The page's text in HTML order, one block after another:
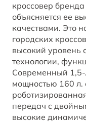
BESTUNE В
BESTUNE в
кроссовер
объясняется ее
качествами. Это
городских
высокий уровень
технологии,
Современный
мощностью 160 л.
передач с
высокие